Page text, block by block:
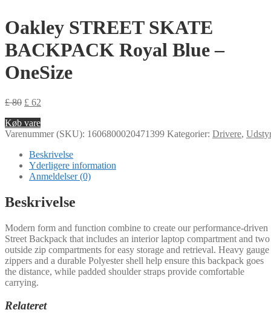
Oakley STREET SKATE
BACKPACK Royal Blue –
OneSize
£80 £ 62
Køb vare
Varenummer (SKU): 1606800020471399 Kategorier: Drivere,
Beskrivelse
Yderligere information
Anmeldelser (0)
Beskrivelse
Modern form and function combine to create our performance-driven
Street Backpack that includes an interior laptop compartment and two
outside zip compartments for easy storage and retrieval. Heavy gauge
zippers and a durable Polyester shell help ensure this backpack goes
the distance, while padded shoulder straps provide comfortable
carrying.
Relateret